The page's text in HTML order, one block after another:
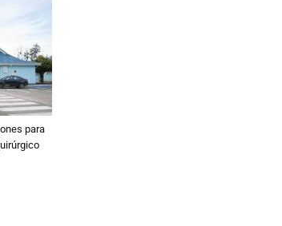
para